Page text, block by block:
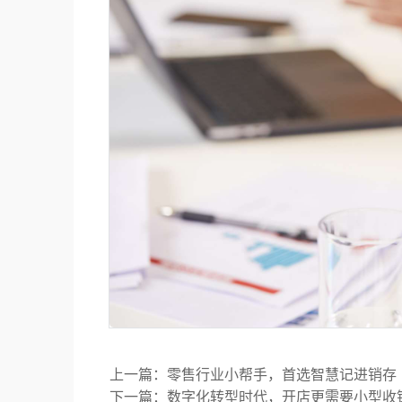
上一篇：零售行业小帮手，首选智慧记进销存
下一篇：数字化转型时代，开店更需要小型收